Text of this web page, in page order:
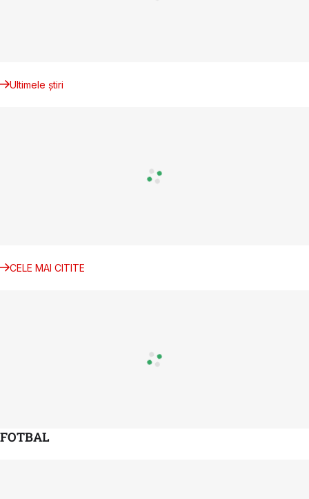
Ultimele știri
CELE MAI CITITE
FOTBAL